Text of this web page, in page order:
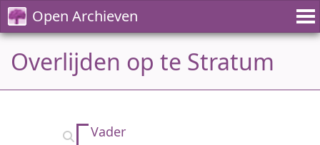
Open Archieven
Overlijden op te Stratum
Vader